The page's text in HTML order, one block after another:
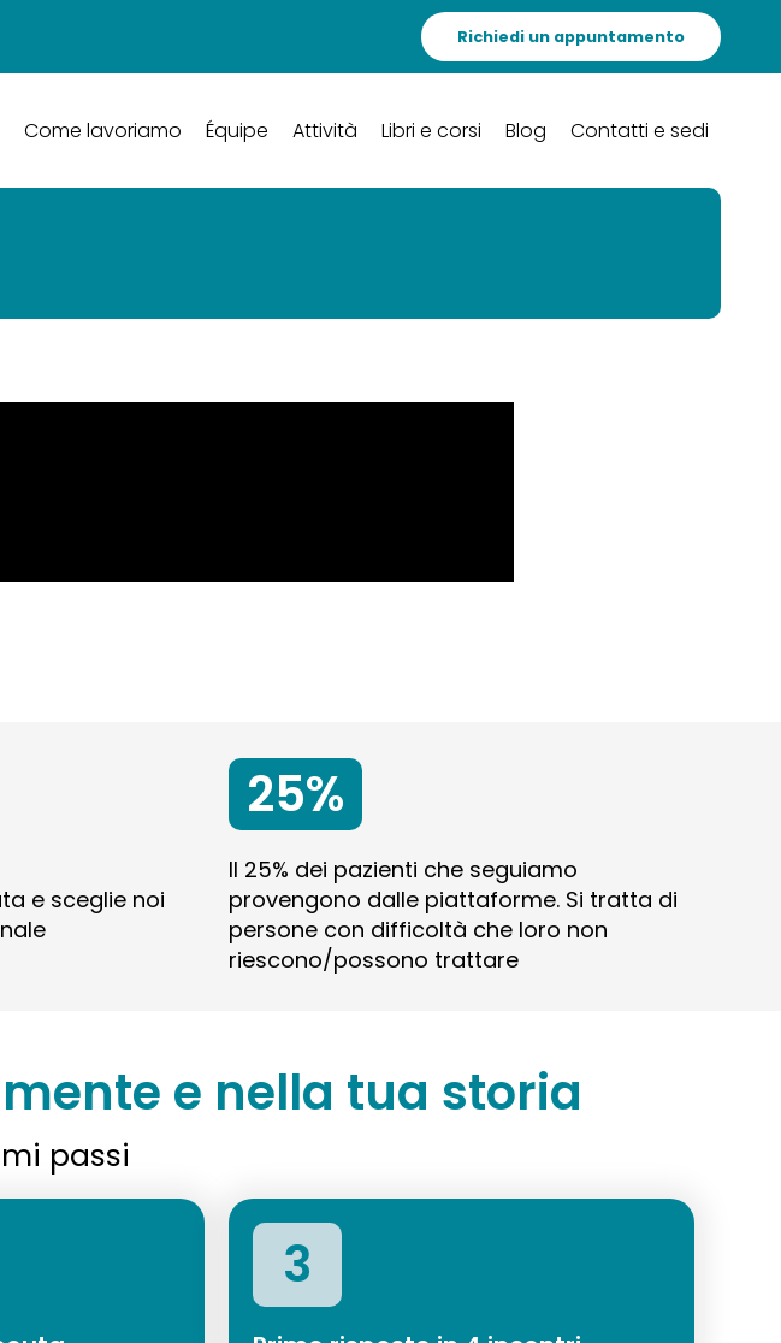
Richiedi un appuntamento
Come lavoriamo Équipe Attività Libri e corsi Blog Contatti e sedi
e sceglie noi
25%
Il 25% dei pazienti che seguiamo
provengono dalle piattaforme. Si tratta di
persone con difficoltà che loro non
riescono/possono trattare
e nella tua storia
passi
3